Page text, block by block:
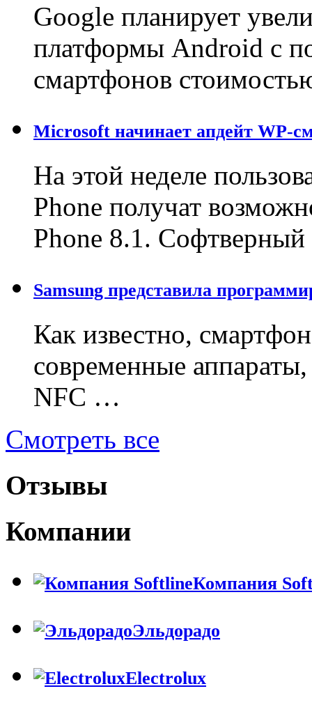
Google планирует
платформы Android с
смартфонов
Microsoft начинает апдейт WP-
На этой неделе
Phone получат
Phone 8.1.
Samsung представила
Как известно,
современные
NFC …
Смотреть все
Отзывы
Компании
Компания
Эльдорадо
Electrolux